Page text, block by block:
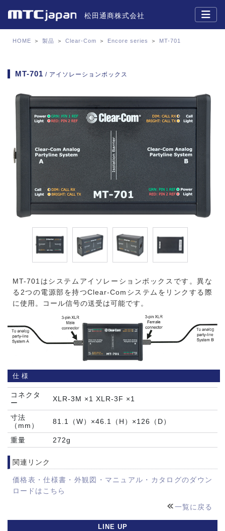
松田通商株式会社
HOME ＞ 製品 ＞ Clear-Com ＞ Encore series ＞ MT-701
MT-701 / アイソレーションボックス
MT-701はシステムアイソレーションボックスです。異な
る2つの電源部を持つClear-Comシステムをリンクする際
に使用。コール信号の送受は可能です。
仕様
コネクタ
ー
XLR-3M ×1 XLR-3F ×1
寸法
（mm）
81.1（W）×46.1（H）×126（D）
重量 272g
関連リンク
価格表・仕様書・外観図・マニュアル・カタログのダウン
ロードはこちら
一覧に戻る
LINE UP